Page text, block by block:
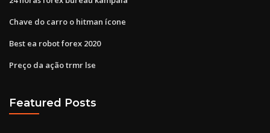
Chave do carro o hitman ícone
Best ea robot forex 2020
Preço da ação trmr lse
Featured Posts